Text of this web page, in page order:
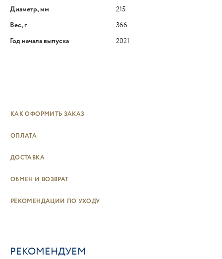
Диаметр, мм
215
Вес, г
366
Год начала выпуска
2021
КАК ОФОРМИТЬ ЗАКАЗ
ОПЛАТА
ДОСТАВКА
ОБМЕН И ВОЗВРАТ
РЕКОМЕНДАЦИИ ПО УХОДУ
РЕКОМЕНДУЕМ